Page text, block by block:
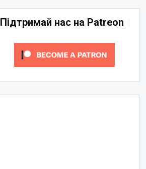
Підтримай нас на Patreon